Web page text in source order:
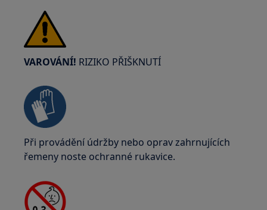
VAROVÁNÍ! RIZIKO PŘIŠKNUTÍ
Při provádění údržby nebo oprav zahrnujících
řemeny noste ochranné rukavice.